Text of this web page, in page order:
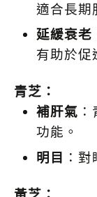
適合長期
延緩衰老
有助於促
青芝：
補肝氣
功能。
明目 ：